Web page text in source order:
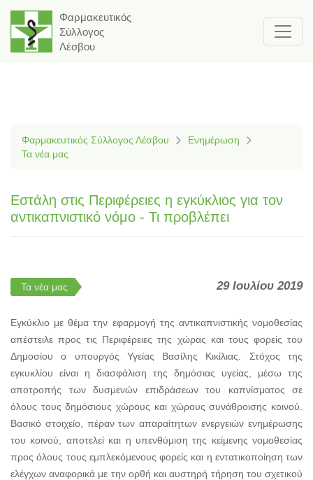
Φαρμακευτικός
Σύλλογος
Λέσβου
Φαρμακευτικός Σύλλογος Λέσβου
Ενημέρωση
Τα νέα μας
Εστάλη στις Περιφέρειες η εγκύκλιος για τον
αντικαπνιστικό νόμο - Τι προβλέπει
Τα νέα μας 29 Ιουλίου 2019
Εγκύκλιο με θέμα την εφαρμογή της αντικαπνιστικής νομοθεσίας
απέστειλε προς τις Περιφέρειες της χώρας και τους φορείς του
Δημοσίου ο υπουργός Υγείας Βασίλης Κικίλιας. Στόχος της
εγκυκλίου είναι η διασφάλιση της δημόσιας υγείας, μέσω της
αποτροπής των δυσμενών επιδράσεων του καπνίσματος σε
όλους τους δημόσιους χώρους και χώρους συνάθροισης κοινού.
Βασικό στοιχείο, πέραν των απαραίτητων ενεργειών ενημέρωσης
του κοινού, αποτελεί και η υπενθύμιση της κείμενης νομοθεσίας
προς όλους τους εμπλεκόμενους φορείς και η εντατικοποίηση των
ελέγχων αναφορικά με την ορθή και αυστηρή τήρηση του σχετικού